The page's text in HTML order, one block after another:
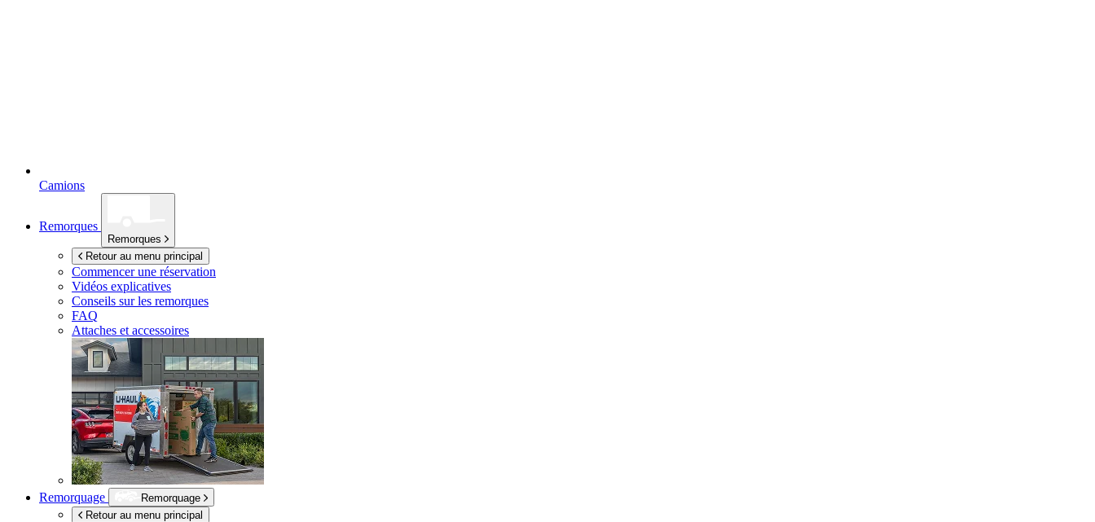
Camions
Remorques
Remorques
Retour au menu principal
Commencer une réservation
Vidéos explicatives
Conseils sur les remorques
FAQ
Attaches et accessoires
Remorquage
Remorquage
Retour au menu principal